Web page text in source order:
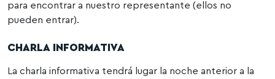
para encontrar a nuestro representante (ellos no
pueden entrar).
CHARLA INFORMATIVA
La charla informativa tendrá lugar la noche anterior a la